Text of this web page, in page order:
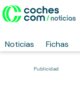
Noticias Fichas
Publicidad